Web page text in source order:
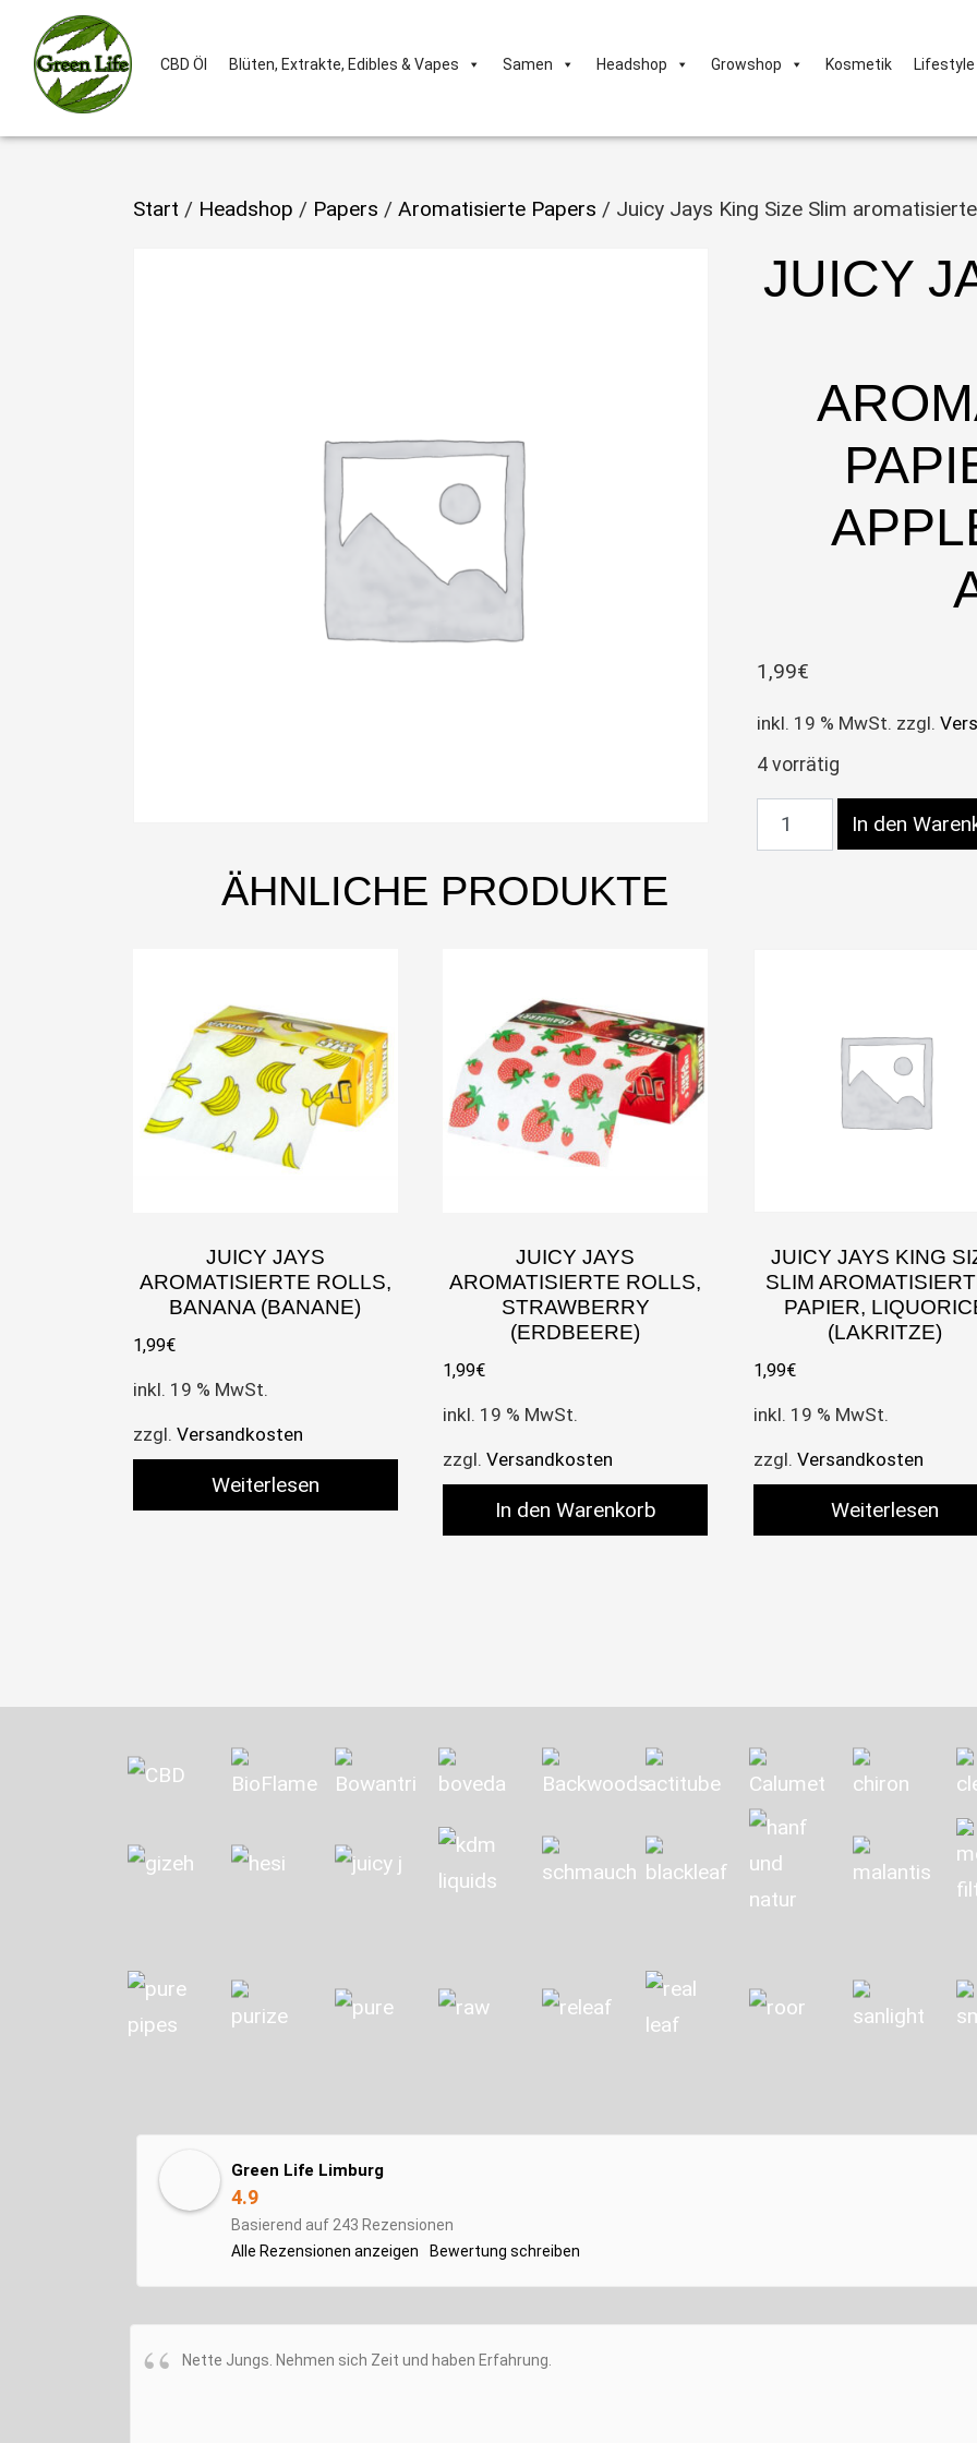
CBD Öl Blüten, Extrakte, Edibles & Vapes Samen Headshop Growshop Kosmetik Lifestyle
Start / Headshop / Papers / Aromatisierte Papers / Juicy Jays King Size Slim
JUICY
1,99€
inkl. 19 % MwSt. zzgl.
4 vorrätig
Juicy Jays King Size
In den
ÄHNLICHE PRODUKTE
JUICY JAYS
AROMATISIERTE ROLLS,
BANANA (BANANE)
1,99€
inkl. 19 % MwSt.
zzgl. Versandkosten
Weiterlesen
JUICY JAYS
AROMATISIERTE ROLLS,
STRAWBERRY
(ERDBEERE)
1,99€
inkl. 19 % MwSt.
zzgl.Versandkosten
In den Warenkorb
JUICY JAYS KING
SLIM
PAPIER,
(LAKRITZE)
1,99€
inkl. 19 % MwSt.
zzgl. Versandkosten
Weiterlesen
Green Life Limburg
4.9
Basierend auf 243 Rezensionen
Alle Rezensionen anzeigen
Bewertung schreiben
Nette Jungs. Nehmen sich Zeit und haben Erfahrung.